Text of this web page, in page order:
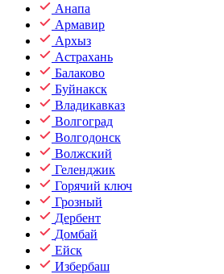
Анапа
Армавир
Архыз
Астрахань
Балаково
Буйнакск
Владикавказ
Волгоград
Волгодонск
Волжский
Геленджик
Горячий ключ
Грозный
Дербент
Домбай
Ейск
Избербаш